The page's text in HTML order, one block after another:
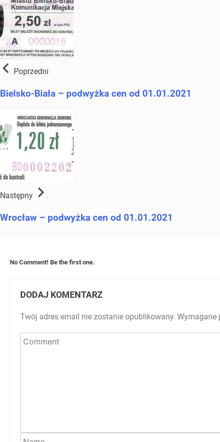
Poprzedni
Bielsko-Biała – podwyżka cen od 01.01.2021
Następny
Wrocław – podwyżka cen od 01.01.2021
No Comment! Be the first one.
DODAJ KOMENTARZ
Twój adres email nie zostanie opublikowany. Wymagane